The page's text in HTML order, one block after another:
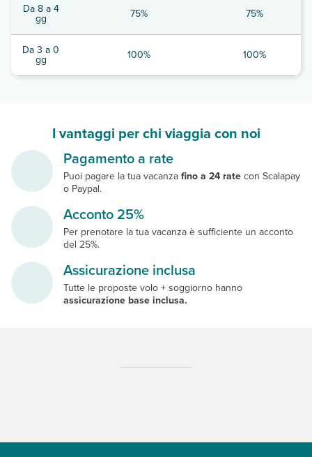
Da 8 a 4
gg 75% 75%
Da 3 a 0
gg 100% 100%
I vantaggi per chi viaggia con noi
Pagamento a rate
Puoi pagare la tua vacanzafino a 24 ratecon Scalapay
o Paypal.
Acconto 25%
Per prenotare la tua vacanza è sufficiente un acconto
del 25%.
Assicurazione inclusa
Tutte le proposte volo + soggiorno hanno
assicurazione base inclusa.